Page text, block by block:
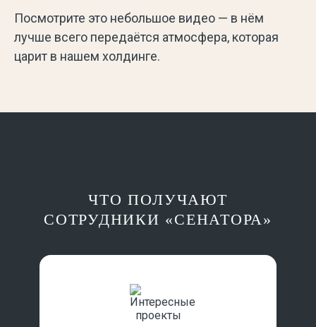
Посмотрите это небольшое видео — в нём
лучше всего передаётся атмосфера, которая
царит в нашем холдинге.
ЧТО ПОЛУЧАЮТ
СОТРУДНИКИ «СЕНАТОРА»